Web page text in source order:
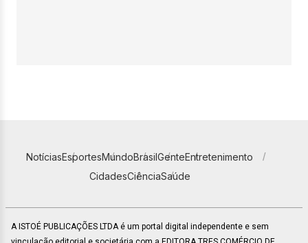
NotíciasEsportesMundoBrasilGenteEntretenimento
CidadesCiênciaSaúde
A ISTOÉ PUBLICAÇÕES LTDA é um portal digital independente e sem